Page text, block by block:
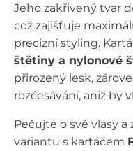
Jeho zakřivený tvar
což zajišťuje
precizní styling.
štětiny a nylonové
přirozený lesk,
rozčesávání, aniž by
Pečujte o své vlasy
variantu s kartáčem